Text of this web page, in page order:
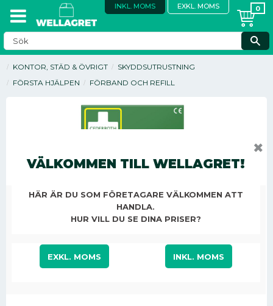
INKL. MOMS EXKL. MOMS
KONTOR, STÄD & ÖVRIGT
SKYDDSUTRUSTNING
FÖRSTA HJÄLPEN
FÖRBAND OCH REFILL
VÄLKOMMEN TILL WELLAGRET!
HÄR ÄR DU SOM FÖRETAGARE VÄLKOMMEN ATT
HANDLA.
HUR VILL DU SE DINA PRISER?
EXKL. MOMS INKL. MOMS
✖